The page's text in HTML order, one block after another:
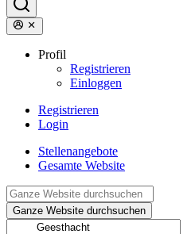
Profil
Registrieren
Einloggen
Registrieren
Login
Stellenangebote
Gesamte Website